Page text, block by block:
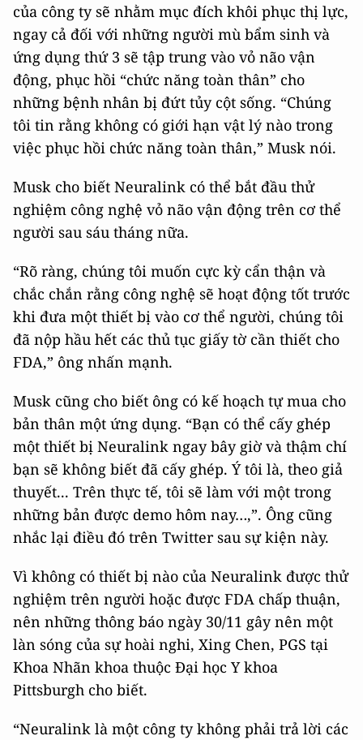
của công ty sẽ nhằm mục đích khôi phục thị lực,
ngay cả đối với những người mù bẩm sinh và
ứng dụng thứ 3 sẽ tập trung vào vỏ não vận
động, phục hồi “chức năng toàn thân” cho
những bệnh nhân bị đứt tủy cột sống. “Chúng
tôi tin rằng không có giới hạn vật lý nào trong
việc phục hồi chức năng toàn thân,” Musk nói.
Musk cho biết Neuralink có thể bắt đầu thử
nghiệm công nghệ vỏ não vận động trên cơ thể
người sau sáu tháng nữa.
“Rõ ràng, chúng tôi muốn cực kỳ cẩn thận và
chắc chắn rằng công nghệ sẽ hoạt động tốt trước
khi đưa một thiết bị vào cơ thể người, chúng tôi
đã nộp hầu hết các thủ tục giấy tờ cần thiết cho
FDA,” ông nhấn mạnh.
Musk cũng cho biết ông có kế hoạch tự mua cho
bản thân một ứng dụng. “Bạn có thể cấy ghép
một thiết bị Neuralink ngay bây giờ và thậm chí
bạn sẽ không biết đã cấy ghép. Ý tôi là, theo giả
thuyết... Trên thực tế, tôi sẽ làm với một trong
những bản được demo hôm nay…,”. Ông cũng
nhắc lại điều đó trên Twitter sau sự kiện này.
Vì không có thiết bị nào của Neuralink được thử
nghiệm trên người hoặc được FDA chấp thuận,
nên những thông báo ngày 30/11 gây nên một
làn sóng của sự hoài nghi, Xing Chen, PGS tại
Khoa Nhãn khoa thuộc Đại học Y khoa
Pittsburgh cho biết.
“Neuralink là một công ty không phải trả lời các